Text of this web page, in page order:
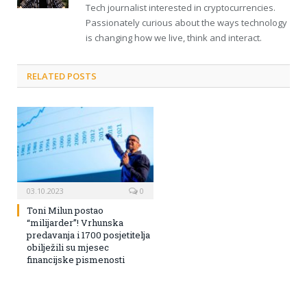
Tech journalist interested in cryptocurrencies.
Passionately curious about the ways technology
is changing how we live, think and interact.
RELATED POSTS
03.10.2023 0
Toni Milun postao
“milijarder”! Vrhunska
predavanja i 1700 posjetitelja
obilježili su mjesec
financijske pismenosti